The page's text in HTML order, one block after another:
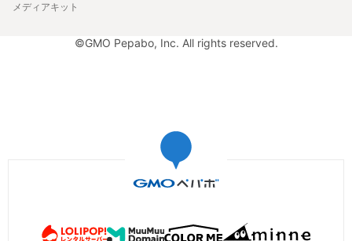
メディアキット
©GMO Pepabo, Inc. All rights reserved.